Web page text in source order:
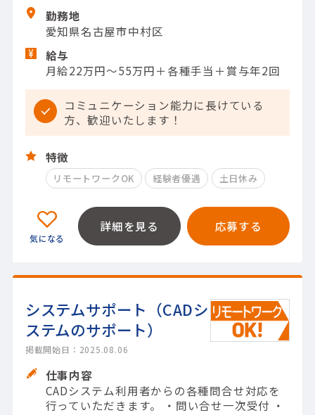
勤務地
愛知県名古屋市中村区
給与
月給22万円～55万円＋各種手当＋賞与年2回
コミュニケーション能力に長けている
方、歓迎いたします！
特徴
リモートワークOK 経験者優遇 土日休み
詳細を見る 応募する
システムサポート（CADシ
ステムのサポート）
掲載開始日：2025.08.06
仕事内容
CADシステム利用者からの各種問合せ対応を
行っていただきます。 ・問い合せ一次受付 ・